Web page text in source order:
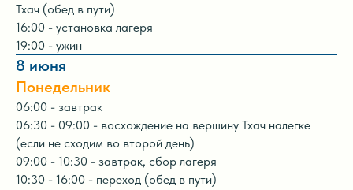
Тхач (обед в пути)
16:00 - установка лагеря
19:00 - ужин
8 июня
Понедельник
06:00 - завтрак
06:30 - 09:00 - восхождение на вершину Тхач налегке
(если не сходим во второй день)
09:00 - 10:30 - завтрак, сбор лагеря
10:30 - 16:00 - переход (обед в пути)